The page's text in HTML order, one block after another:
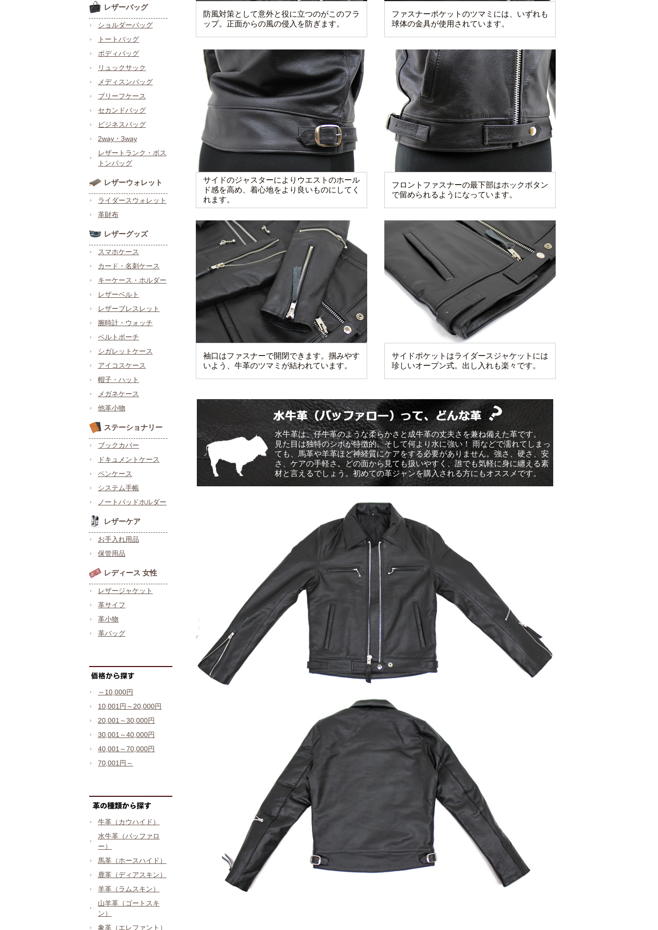
レザーバッグ
ショルダーバッグ
トートバッグ
ボディバッグ
リュックサック
メディスンバッグ
ブリーフケース
セカンドバッグ
ビジネスバッグ
2way・3way
レザートランク・ボス
トンバッグ
レザーウォレット
ライダースウォレット
革財布
レザーグッズ
スマホケース
カード・名刺ケース
キーケース・ホルダー
レザーベルト
レザーブレスレット
腕時計・ウォッチ
ベルトポーチ
シガレットケース
アイコスケース
帽子・ハット
メガネケース
他革小物
ステーショナリー
ブックカバー
ドキュメントケース
ペンケース
システム手帳
ノートパッドホルダー
レザーケア
お手入れ用品
保管用品
レディース 女性
レザージャケット
革サイフ
革小物
革バッグ
～10,000円
10,001円～20,000円
20,001～30,000円
30,001～40,000円
40,001～70,000円
70,001円～
牛革（カウハイド）
水牛革（バッファロ
ー）
馬革（ホースハイド）
鹿革（ディアスキン）
羊革（ラムスキン）
山羊革（ゴートスキ
ン）
象革（エレファント）
防風対策として意外と役に立つのがこのフラ
ップ。正面からの風の侵入を防ぎます。
ファスナーポケットのツマミには、いずれも
球体の金具が使用されています。
サイドのジャスターによりウエストのホール
ド感を高め、着心地をより良いものにしてく
れます。
フロントファスナーの最下部はホックボタン
で留められるようになっています。
袖口はファスナーで開閉できます。掴みやす
いよう、牛革のツマミが結われています。
サイドポケットはライダースジャケットには
珍しいオープン式。出し入れも楽々です。
水牛革は、仔牛革のような柔らかさと成牛革の丈夫さを兼ね備えた革です。
見た目は独特のシボが特徴的。そして何より水に強い！ 雨などで濡れてしまっ
ても、馬革や羊革ほど神経質にケアをする必要がありません。強さ、硬さ、安
さ、ケアの手軽さ。どの面から見ても扱いやすく、誰でも気軽に身に纏える素
材と言えるでしょう。初めての革ジャンを購入される方にもオススメです。